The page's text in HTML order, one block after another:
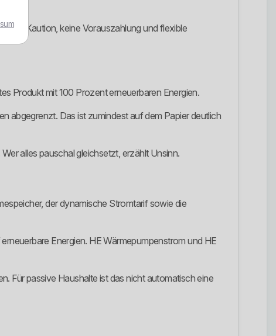
Kaution, keine Vorauszahlung und flexible
Produkt mit 100 Prozent erneuerbaren Energien.
abgegrenzt. Das ist zumindest auf dem Papier deutlich
alles pauschal gleichsetzt, erzählt Unsinn.
der dynamische Stromtarif sowie die
Energien. HE Wärmepumpenstrom und HE
Für passive Haushalte ist das nicht automatisch eine